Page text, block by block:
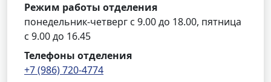
Режим работы отделения
понедельник-четверг с 9.00 до 18.00, пятница
с 9.00 до 16.45
Телефоны отделения
+7 (986) 720-4774